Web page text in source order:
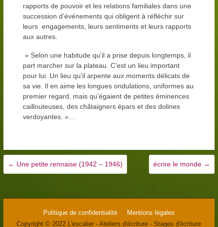
rapports de pouvoir et les relations familiales dans une
succession d’événements qui obligent à réfléchir sur
leurs engagements, leurs sentiments et leurs rapports
aux autres.
» Selon une habitude qu’il a prise depuis longtemps, il
part marcher sur la plateau. C’est un lieu important
pour lui. Un lieu qu’il arpente aux moments délicats de
sa vie. Il en aime les longues ondulations, uniformes au
premier regard, mais qu’égaient de petites éminences
caillouteuses, des châtaigners épars et des dolines
verdoyantes. »…
← Une petite rennaise (1942 – 1946) écrire le monde →
Politique de confidentialité
Mentions légales
Copyright © 2022 L'escalier - Ateliers d'écriture - Stages d'écriture